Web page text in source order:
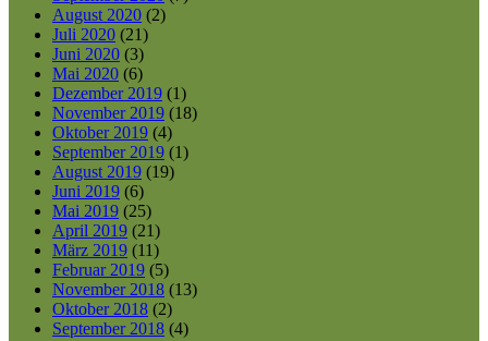
August 2020 (2)
Juli 2020 (21)
Juni 2020 (3)
Mai 2020 (6)
Dezember 2019 (1)
November 2019 (18)
Oktober 2019 (4)
September 2019 (1)
August 2019 (19)
Juni 2019 (6)
Mai 2019 (25)
April 2019 (21)
März 2019 (11)
Februar 2019 (5)
November 2018 (13)
Oktober 2018 (2)
September 2018 (4)